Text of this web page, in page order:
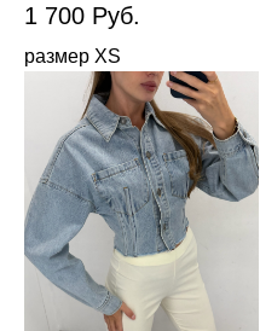
1 700 Руб.
размер XS